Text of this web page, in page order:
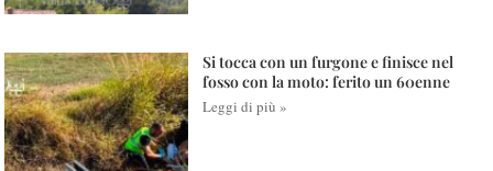
Si tocca con un furgone e finisce nel
fosso con la moto: ferito un 60enne
Leggi di più »